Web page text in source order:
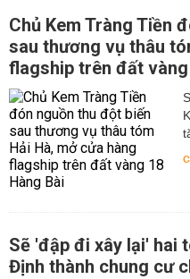
Chủ Kem Tràng Tiền
sau thương vụ thâu
flagship trên đất vàng
Sẽ 'đập đi xây lại' hai
Định thành chung cư